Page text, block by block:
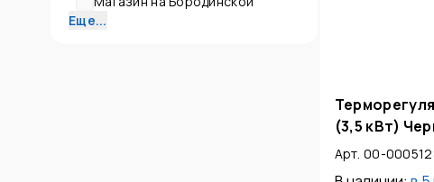
Еще...
(3,5 кВт)
Арт. 00-